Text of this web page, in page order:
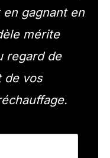
gagnant en
mérite
regard de
de vos